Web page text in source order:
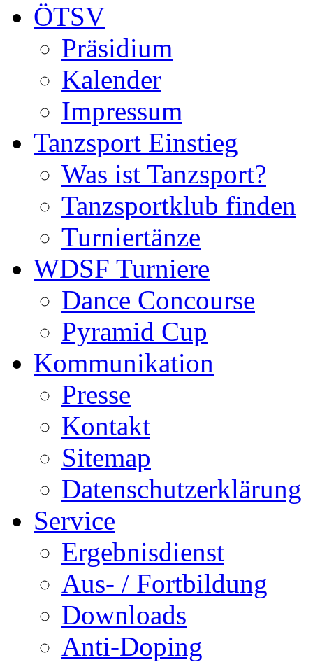
ÖTSV
Präsidium
Kalender
Impressum
Tanzsport Einstieg
Was ist Tanzsport?
Tanzsportklub finden
Turniertänze
WDSF Turniere
Dance Concourse
Pyramid Cup
Kommunikation
Presse
Kontakt
Sitemap
Datenschutzerklärung
Service
Ergebnisdienst
Aus- / Fortbildung
Downloads
Anti-Doping